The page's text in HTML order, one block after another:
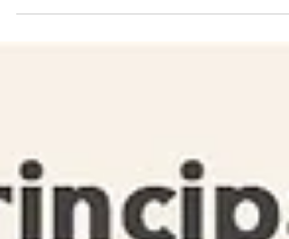
française de prestige s’est...